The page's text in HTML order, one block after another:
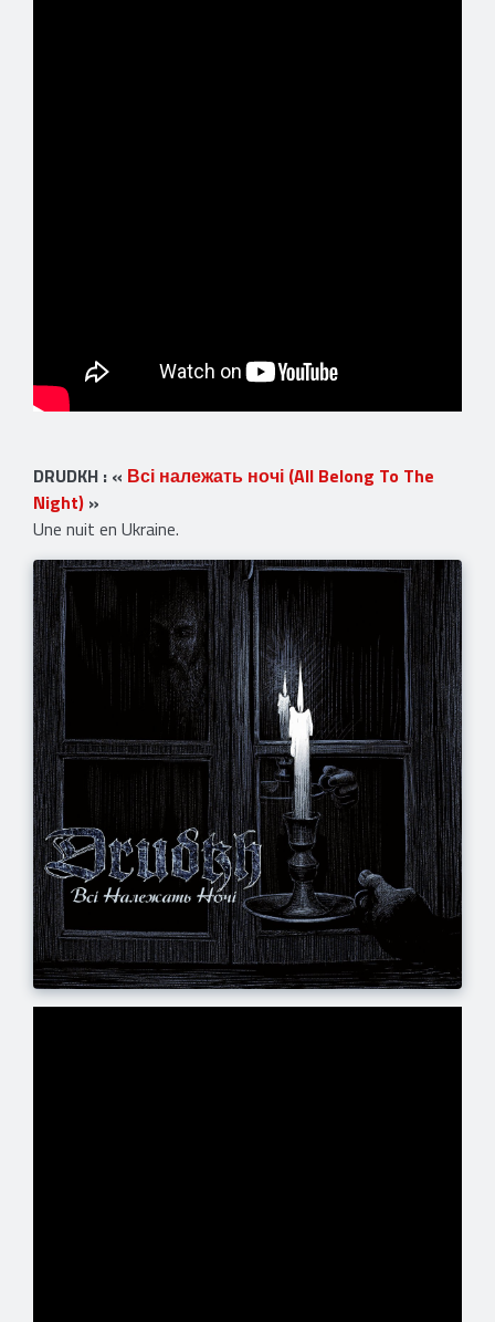
DRUDKH : « Всі належать ночі (All Belong To The
Night) »
Une nuit en Ukraine.